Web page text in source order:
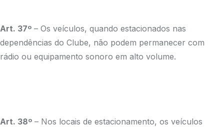
Art. 37º – Os veículos, quando estacionados nas
dependências do Clube, não podem permanecer com
rádio ou equipamento sonoro em alto volume.
Art. 38º – Nos locais de estacionamento, os veículos